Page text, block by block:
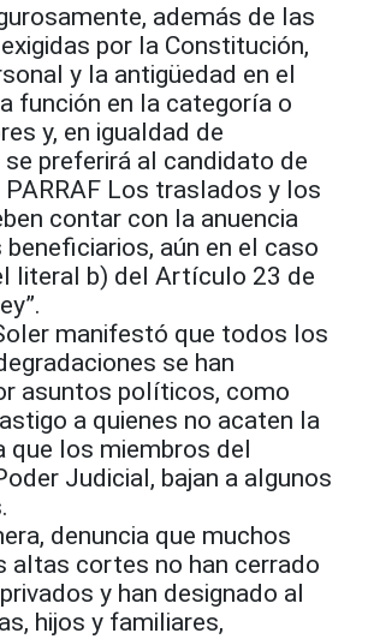
además de las
por la Constitución,
y la antigüedad en el
función en la categoría o
y, en igualdad de
preferirá al candidato de
PARRAF Los traslados y los
contar con la anuencia
beneficiarios, aún en el caso
literal b) del Artículo 23 de
manifestó que todos los
se han
asuntos políticos, como
a quienes no acaten la
que los miembros del
Judicial, bajan a algunos
denuncia que muchos
altas cortes no han cerrado
y han designado al
hijos y familiares,